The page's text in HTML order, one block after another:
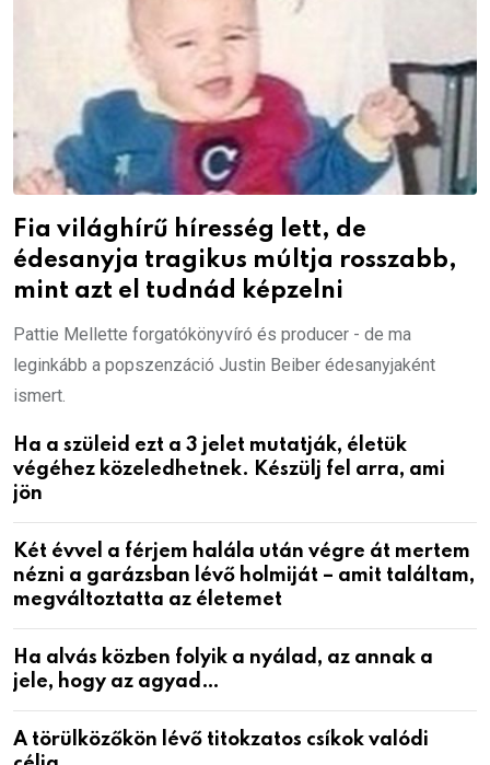
Fia világhírű híresség lett, de
édesanyja tragikus múltja rosszabb,
mint azt el tudnád képzelni
Pattie Mellette forgatókönyvíró és producer - de ma
leginkább a popszenzáció Justin Beiber édesanyjaként
ismert.
Ha a szüleid ezt a 3 jelet mutatják, életük
végéhez közeledhetnek. Készülj fel arra, ami
jön
Két évvel a férjem halála után végre át mertem
nézni a garázsban lévő holmiját – amit találtam,
megváltoztatta az életemet
Ha alvás közben folyik a nyálad, az annak a
jele, hogy az agyad…
A törülközőkön lévő titokzatos csíkok valódi